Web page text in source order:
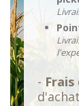
-
d'achat